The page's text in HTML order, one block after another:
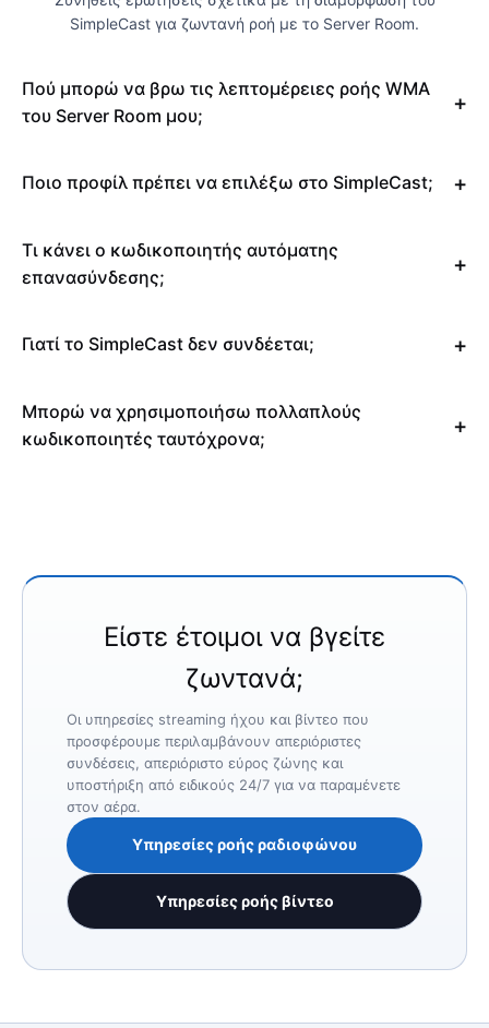
SimpleCast για ζωντανή ροή με το Server Room.
Πού μπορώ να βρω τις λεπτομέρειες ροής WMA
του Server Room μου;
Ποιο προφίλ πρέπει να επιλέξω στο SimpleCast;
Τι κάνει ο κωδικοποιητής αυτόματης
επανασύνδεσης;
Γιατί το SimpleCast δεν συνδέεται;
Μπορώ να χρησιμοποιήσω πολλαπλούς
κωδικοποιητές ταυτόχρονα;
Είστε έτοιμοι να βγείτε
ζωντανά;
Οι υπηρεσίες streaming ήχου και βίντεο που
προσφέρουμε περιλαμβάνουν απεριόριστες
συνδέσεις, απεριόριστο εύρος ζώνης και
υποστήριξη από ειδικούς 24/7 για να παραμένετε
στον αέρα.
Υπηρεσίες ροής ραδιοφώνου
Υπηρεσίες ροής βίντεο